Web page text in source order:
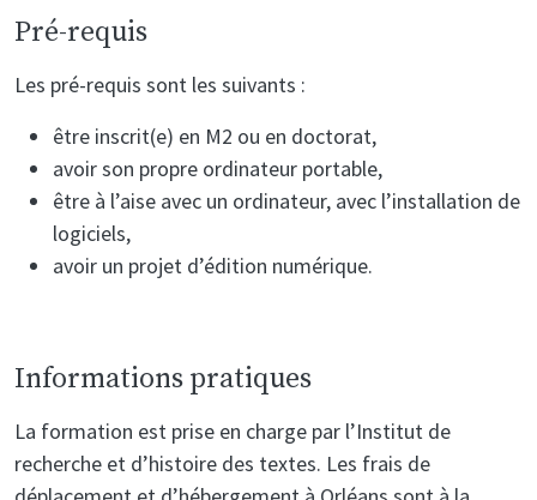
Pré-requis
Les pré-requis sont les suivants :
être inscrit(e) en M2 ou en doctorat,
avoir son propre ordinateur portable,
être à l’aise avec un ordinateur, avec l’installation de
logiciels,
avoir un projet d’édition numérique.
Informations pratiques
La formation est prise en charge par l’Institut de
recherche et d’histoire des textes. Les frais de